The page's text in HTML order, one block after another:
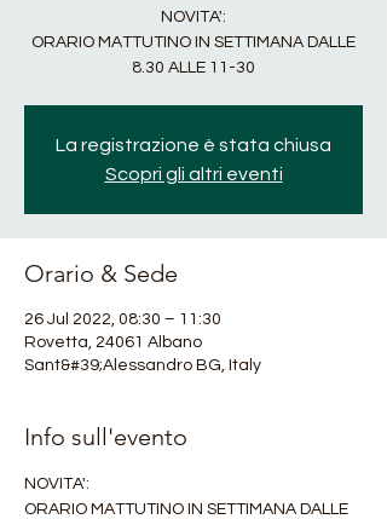
NOVITA':
ORARIO MATTUTINO IN SETTIMANA DALLE
8.30 ALLE 11-30
La registrazione è stata chiusa
Scopri gli altri eventi
Orario & Sede
26 Jul 2022, 08:30 – 11:30
Rovetta, 24061 Albano
Sant&#39;Alessandro BG, Italy
Info sull'evento
NOVITA':
ORARIO MATTUTINO IN SETTIMANA DALLE